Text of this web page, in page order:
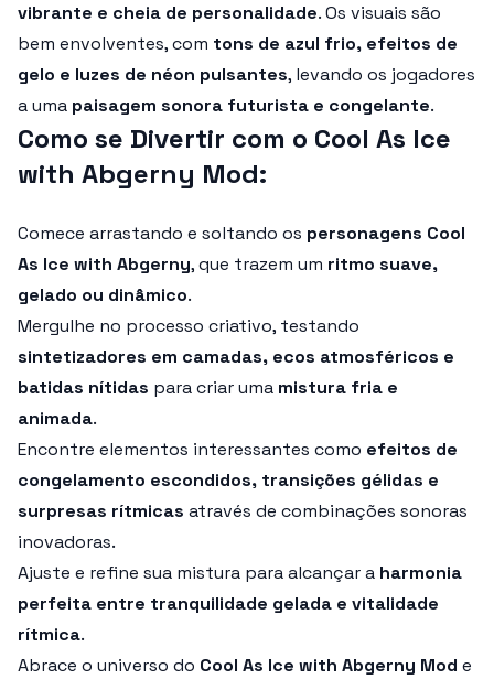
vibrante e cheia de personalidade. Os visuais são
bem envolventes, com tons de azul frio, efeitos de
gelo e luzes de néon pulsantes, levando os jogadores
a uma paisagem sonora futurista e congelante.
Como se Divertir com o Cool As Ice
with Abgerny Mod:
Comece arrastando e soltando os personagens Cool
As Ice with Abgerny, que trazem um ritmo suave,
gelado ou dinâmico.
Mergulhe no processo criativo, testando
sintetizadores em camadas, ecos atmosféricos e
batidas nítidas para criar uma mistura fria e
animada.
Encontre elementos interessantes como efeitos de
congelamento escondidos, transições gélidas e
surpresas rítmicas através de combinações sonoras
inovadoras.
Ajuste e refine sua mistura para alcançar a harmonia
perfeita entre tranquilidade gelada e vitalidade
rítmica.
Abrace o universo do Cool As Ice with Abgerny Mod e